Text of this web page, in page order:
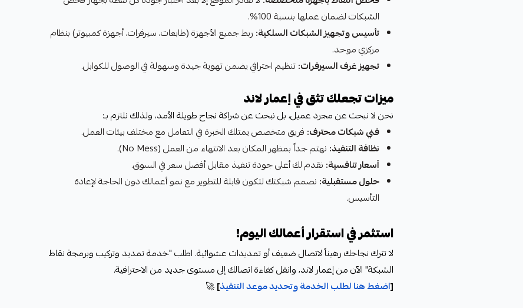
الشبكات لضمان عملها بنسبة 100%.
تأسيس وتجهيز الشبكات السلكية: ربط جميع الأجهزة (طابعات، سيرفرات، أجهزة كمبيوتر) بنظام
مركزي موحد.
تجهيز غرف السيرفرات:تنظيم احترافي يضمن تهوية جيدة وسهولة في الوصول للكوابل.
ميزات تجعلك تثق في إعمار لاند
نحن لا نبحث عن مجرد عميل، بل نبحث عن شراكة نجاح طويلة الأمد، ولذلك نلتزم بـ:
فني شبكات محترف: فريق متخصص يمتلك الخبرة في التعامل مع مختلف بيئات العمل.
نظافة التنفيذ: نهتم جداً بمظهر المكان بعد الانتهاء من العمل (No Mess).
أسعار تنافسية: نقدم لك أعلى جودة تنفيذ مقابل أفضل سعر في السوق.
حلول مستقبلية: نصمم شبكتك لتكون قابلة للتطوير مع نمو أعمالك دون الحاجة لإعادة
التأسيس.
استثمر في استقرار أعمالك اليوم!
لا تترك نجاحك رهيناً لاتصال ضعيف أو تمديدات عشوائية. اطلب "خدمة تمديد وتركيب وبرمجة نقاط
الشبكة" الآن من إعمار لاند، وانقل كفاءة اتصالك إلى مستوى جديد من الاحترافية.
[اضغط هنا لطلب الخدمة وتحديد موعد التنفيذ]
🚀